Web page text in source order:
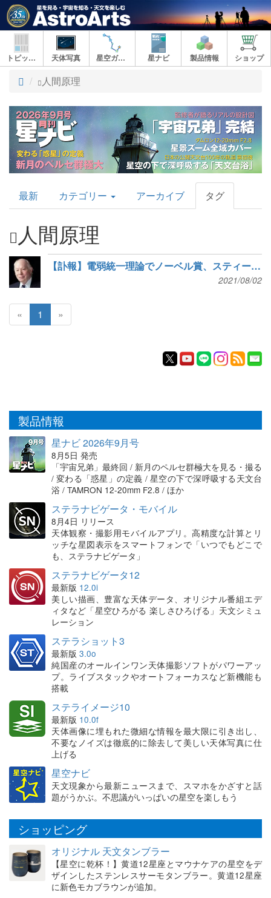
トピックス 天体写真 星空ガイド 星ナビ 製品情報 ショップ
ト
プ
人間原理
AstroArts
Topics
最新 カテゴリー アーカイブ タグ
人間原理
【訃報】電弱統一理論でノーベル賞、スティーブン・ワインバーグさん
2021/08/02
« 1 »
製品情報
星ナビ 2026年9月号
8月5日 発売
「宇宙兄弟」最終回 / 新月のペルセ群極大を見る・撮る
/ 変わる「惑星」の定義 / 星空の下で深呼吸する天文台
浴 / TAMRON 12-20mm F2.8 / ほか
ステラナビゲータ・モバイル
8月4日 リリース
天体観察・撮影用モバイルアプリ。高精度な計算とリ
ッチな星図表示をスマートフォンで「いつでもどこで
も、ステラナビゲータ」
ステラナビゲータ12
最新版 12.0i
美しい描画、豊富な天体データ、オリジナル番組エデ
ィタなど「星空ひろがる 楽しさひろげる」天文シミュ
レーション
ステラショット3
最新版 3.0o
純国産のオールインワン天体撮影ソフトがパワーアッ
プ。ライブスタックやオートフォーカスなど新機能も
搭載
ステライメージ10
最新版 10.0f
天体画像に埋もれた微細な情報を最大限に引き出し、
不要なノイズは徹底的に除去して美しい天体写真に仕
上げる
星空ナビ
天文現象から最新ニュースまで、スマホをかざすと話
題がうかぶ。不思議がいっぱいの星空を楽しもう
ショッピング
オリジナル 天文タンブラー
【星空に乾杯！】黄道12星座とマウナケアの星空をデ
ザインしたステンレスサーモタンブラー。黄道12星座
に新色モカブラウンが追加。